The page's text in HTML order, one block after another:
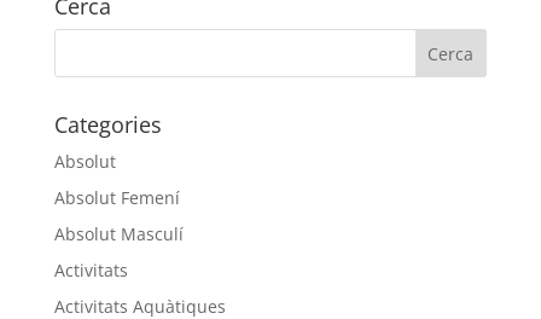
Categories
Absolut
Absolut Femení
Absolut Masculí
Activitats
Activitats Aquàtiques